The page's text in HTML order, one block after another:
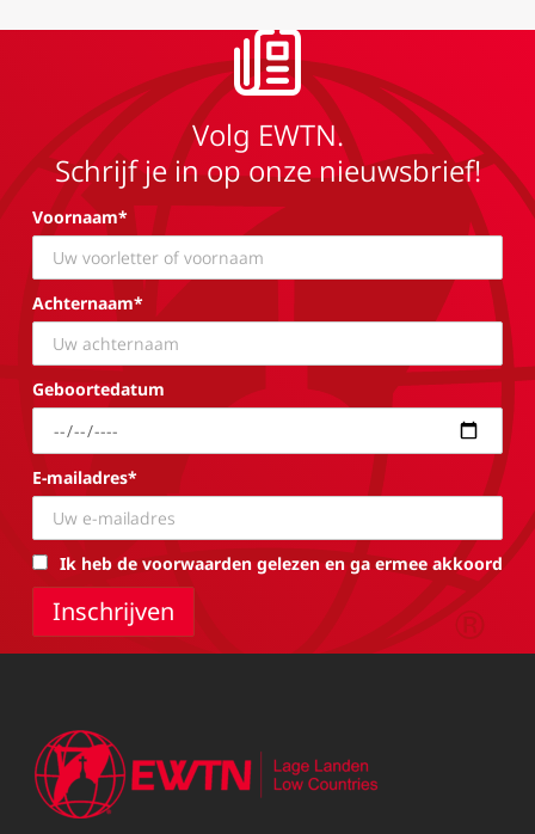
Volg EWTN.
Schrijf je in op onze nieuwsbrief!
Voornaam*
Achternaam*
Geboortedatum
E-mailadres*
Ik heb de voorwaarden gelezen en ga ermee akkoord